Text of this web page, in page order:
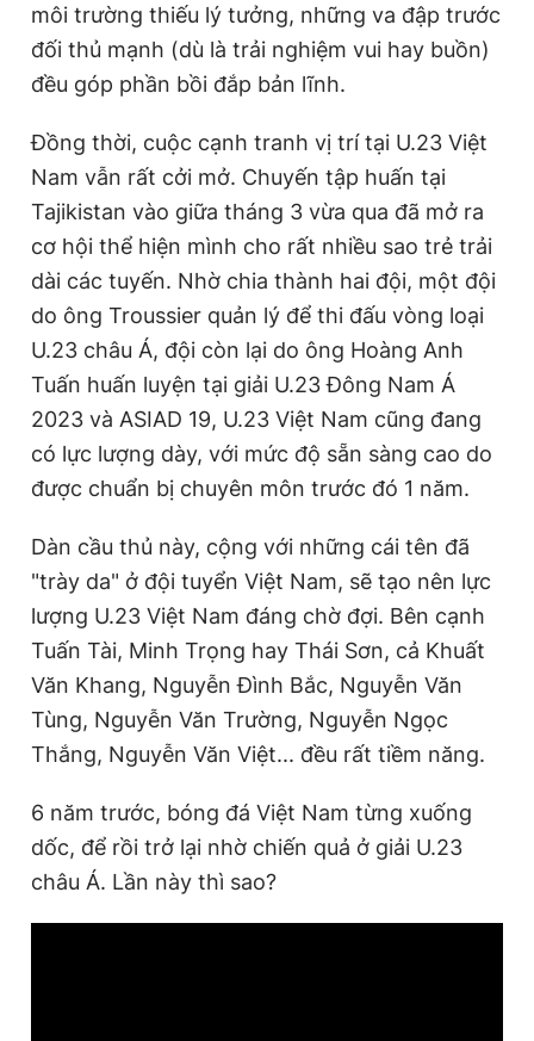
môi trường thiếu lý tưởng, những va đập trước
đối thủ mạnh (dù là trải nghiệm vui hay buồn)
đều góp phần bồi đắp bản lĩnh.
Đồng thời, cuộc cạnh tranh vị trí tại U.23 Việt
Nam vẫn rất cởi mở. Chuyến tập huấn tại
Tajikistan vào giữa tháng 3 vừa qua đã mở ra
cơ hội thể hiện mình cho rất nhiều sao trẻ trải
dài các tuyến. Nhờ chia thành hai đội, một đội
do ông Troussier quản lý để thi đấu vòng loại
U.23 châu Á, đội còn lại do ông Hoàng Anh
Tuấn huấn luyện tại giải U.23 Đông Nam Á
2023 và ASIAD 19, U.23 Việt Nam cũng đang
có lực lượng dày, với mức độ sẵn sàng cao do
được chuẩn bị chuyên môn trước đó 1 năm.
Dàn cầu thủ này, cộng với những cái tên đã
"trày da" ở đội tuyển Việt Nam, sẽ tạo nên lực
lượng U.23 Việt Nam đáng chờ đợi. Bên cạnh
Tuấn Tài, Minh Trọng hay Thái Sơn, cả Khuất
Văn Khang, Nguyễn Đình Bắc, Nguyễn Văn
Tùng, Nguyễn Văn Trường, Nguyễn Ngọc
Thắng, Nguyễn Văn Việt... đều rất tiềm năng.
6 năm trước, bóng đá Việt Nam từng xuống
dốc, để rồi trở lại nhờ chiến quả ở giải U.23
châu Á. Lần này thì sao?